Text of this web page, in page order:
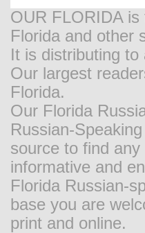
OUR FLORIDA
Florida and other
It is distributing to
Our largest
Florida.
Our Florida
Russian-
source to find
informative and
Florida Russian-
base you are
print and online.